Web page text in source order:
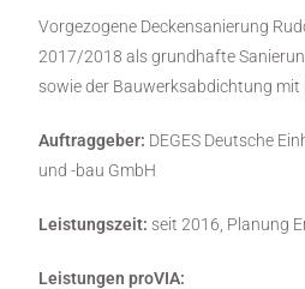
Vorgezogene Deckensanierung
2017/2018 als grundhafte
sowie der Bauwerksabdichtung mit
Auftraggeber: DEGES Deutsche
und -bau GmbH
Leistungszeit: seit 2016, Planung
Leistungen proVIA: